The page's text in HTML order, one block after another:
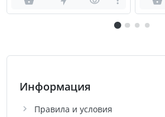
Информация
Правила и условия